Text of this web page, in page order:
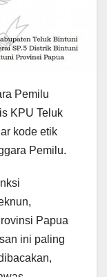
Pemilu
KPU Teluk
kode etik
Pemilu.
Papua
ini paling